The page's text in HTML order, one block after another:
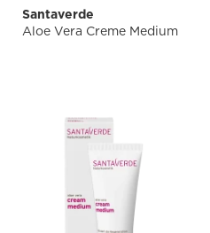
Santaverde
Aloe Vera Creme Medium